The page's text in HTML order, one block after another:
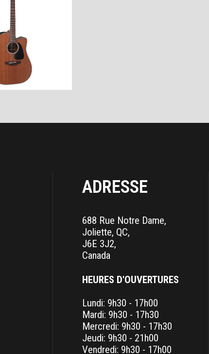
ADRESSE
688 Rue Notre Dame,
Joliette, QC,
J6E 3J2,
Canada
HEURES D'OUVERTURES
Lundi: 9h30 - 17h00
Mardi: 9h30 - 17h30
Mercredi: 9h30 - 17h30
Jeudi: 9h30 - 21h00
Vendredi: 9h30 - 17h00